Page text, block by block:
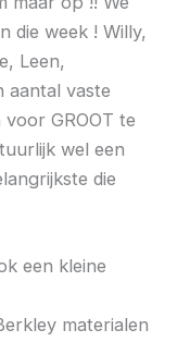
die week ! Willy,
Leen,
aantal vaste
GROOT te
wel een
die
een kleine
materialen